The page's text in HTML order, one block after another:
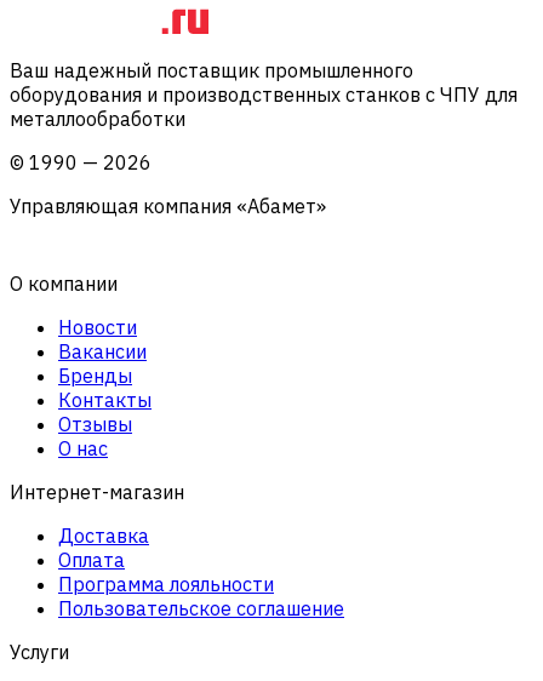
Ваш надежный поставщик промышленного
оборудования и производственных станков с ЧПУ для
металлообработки
© 1990 — 2026
Управляющая компания «Абамет»
О компании
Новости
Вакансии
Бренды
Контакты
Отзывы
О нас
Интернет-магазин
Доставка
Оплата
Программа лояльности
Пользовательское соглашение
Услуги